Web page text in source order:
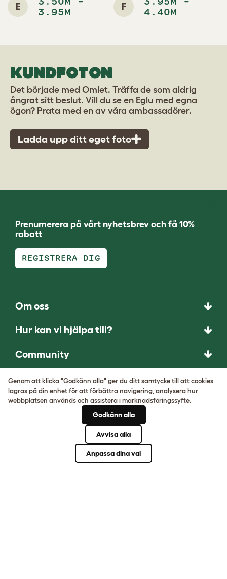
E
3.95M
F
4.40M
KUNDFOTON
Det började med Omlet. Träffa de som aldrig
ångrat sitt beslut. Vill du se en Eglu med egna
ögon? Prata med en av våra ambassadörer.
Ladda upp ditt eget foto
Prenumerera på vårt nyhetsbrev och få 10%
rabatt
REGISTRERA DIG
Om oss
Hur kan vi hjälpa till?
Community
Husdjursraser
Husdjursguider
STÄLL OVÄNTADE
FRÅGOR. UPPFINN
NÅGOT
Genom att klicka "Godkänn alla" ger du ditt samtycke till att cookies
lagras på din enhet för att förbättra navigering, analysera hur
webbplatsen används och assistera i marknadsföringssyfte.
Godkänn alla
Avvisa alla
Anpassa dina val